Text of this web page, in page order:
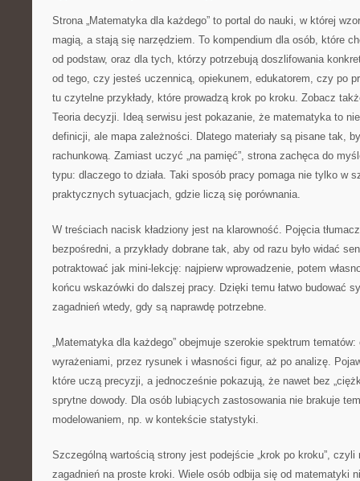
Strona „Matematyka dla każdego” to portal do nauki, w której
magią, a stają się narzędziem. To kompendium dla osób, które
od podstaw, oraz dla tych, którzy potrzebują doszlifowania
od tego, czy jesteś uczennicą, opiekunem, edukatorem, czy po
tu czytelne przykłady, które prowadzą krok po kroku. Zobacz
Teoria decyzji. Ideą serwisu jest pokazanie, że matematyka to
definicji, ale mapa zależności. Dlatego materiały są pisane tak,
rachunkową. Zamiast uczyć „na pamięć”, strona zachęca do
typu: dlaczego to działa. Taki sposób pracy pomaga nie tylko w
praktycznych sytuacjach, gdzie liczą się porównania.
W treściach nacisk kładziony jest na klarowność. Pojęcia
bezpośredni, a przykłady dobrane tak, aby od razu było widać
potraktować jak mini-lekcję: najpierw wprowadzenie, potem
końcu wskazówki do dalszej pracy. Dzięki temu łatwo budować
zagadnień wtedy, gdy są naprawdę potrzebne.
„Matematyka dla każdego” obejmuje szerokie spektrum
wyrażeniami, przez rysunek i własności figur, aż po analizę.
które uczą precyzji, a jednocześnie pokazują, że nawet bez
sprytne dowody. Dla osób lubiących zastosowania nie brakuje
modelowaniem, np. w kontekście statystyki.
Szczególną wartością strony jest podejście „krok po kroku”,
zagadnień na proste kroki. Wiele osób odbija się od matematyki